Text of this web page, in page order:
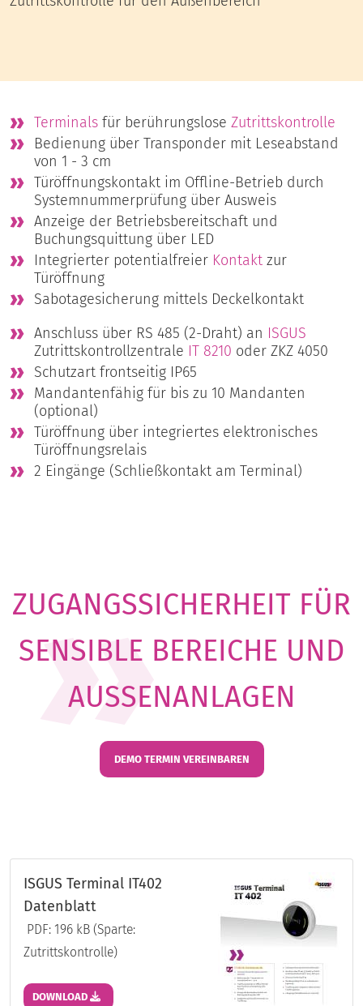
Terminals für berührungslose Zutrittskontrolle
Bedienung über Transponder mit Leseabstand
von 1 - 3 cm
Türöffnungskontakt im Offline-Betrieb durch
Systemnummerprüfung über Ausweis
Anzeige der Betriebsbereitschaft und
Buchungsquittung über LED
Integrierter potentialfreier Kontakt zur
Türöffnung
Sabotagesicherung mittels Deckelkontakt
Anschluss über RS 485 (2-Draht) an ISGUS
Zutrittskontrollzentrale IT 8210 oder ZKZ 4050
Schutzart frontseitig IP65
Mandantenfähig für bis zu 10 Mandanten
(optional)
Türöffnung über integriertes elektronisches
Türöffnungsrelais
2 Eingänge (Schließkontakt am Terminal)
ZUGANGSSICHERHEIT FÜR
SENSIBLE BEREICHE UND
AUSSENANLAGEN
DEMO TERMIN VEREINBAREN
ISGUS Terminal IT402
Datenblatt
PDF: 196 kB (Sparte:
Zutrittskontrolle)
DOWNLOAD